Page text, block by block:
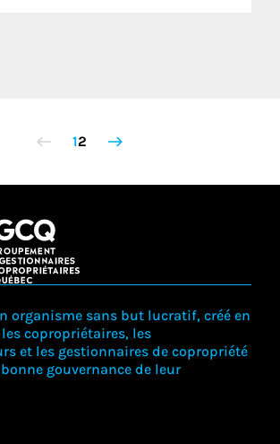
12
organisme sans but lucratif, créé en
copropriétaires, les
et les gestionnaires de copropriété
gouvernance de leur